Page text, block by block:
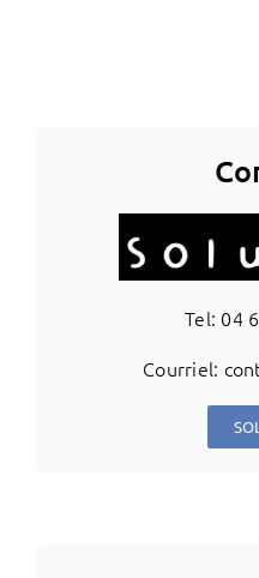
Tel: 04
Courriel: